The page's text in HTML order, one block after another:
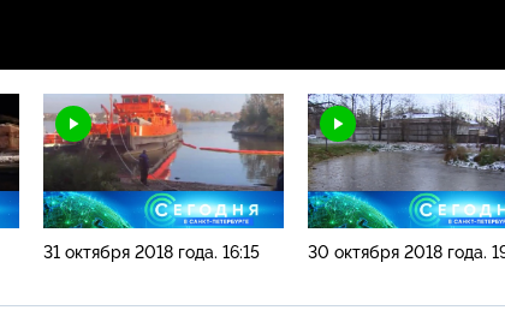
31 октября 2018 года. 16:15 30 октября 2018 года.